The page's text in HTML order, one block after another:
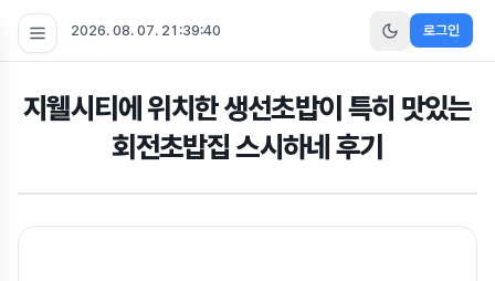
2026. 08. 07. 21:39:40 로그인
지웰시티에 위치한 생선초밥이 특히 맛있는
회전초밥집 스시하네 후기